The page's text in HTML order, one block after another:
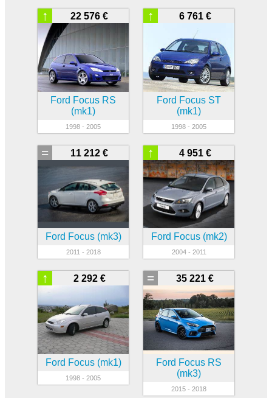
22 576 €
↑
Ford Focus RS
(mk1)
1998 - 2005
6 761 €
↑
Ford Focus ST
(mk1)
1998 - 2005
11 212 €
=
Ford Focus (mk3)
2011 - 2018
4 951 €
↑
Ford Focus (mk2)
2004 - 2011
2 292 €
↑
Ford Focus (mk1)
1998 - 2005
35 221 €
=
Ford Focus RS
(mk3)
2015 - 2018